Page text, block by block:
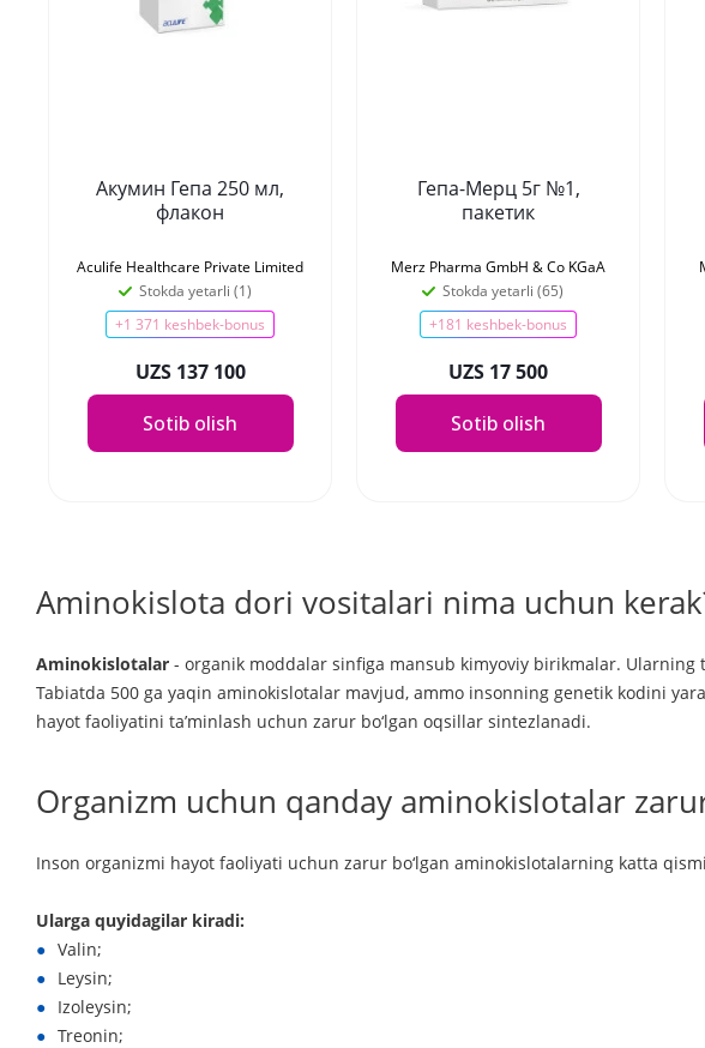
Акумин Гепа 250 мл,
флакон
Aculife Healthcare Private Limited
Stokda yetarli (1)
+1 371 keshbek-bonus
UZS 137 100
Sotib olish
Гепа-Мерц 5г №1,
пакетик
Merz Pharma GmbH & Co KGaA
Stokda yetarli (65)
+181 keshbek-bonus
UZS 17 500
Sotib olish
Aminokislota dori vositalari nima uchun
Aminokislotalar - organik moddalar sinfiga mansub kimyoviy birikmalar.
Tabiatda 500 ga yaqin aminokislotalar mavjud, ammo insonning genetik kodini
hayot faoliyatini ta’minlash uchun zarur bo‘lgan oqsillar sintezlanadi.
Organizm uchun qanday aminokislotalar
Inson organizmi hayot faoliyati uchun zarur bo‘lgan aminokislotalarning katta
Ularga quyidagilar kiradi:
Valin;
Leysin;
Izoleysin;
Treonin;